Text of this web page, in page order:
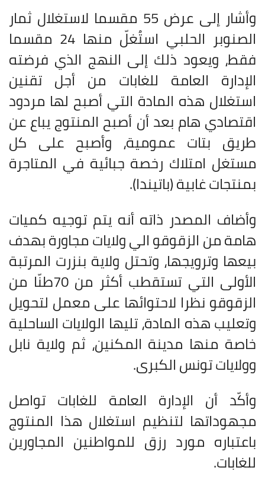
وأشار إلى عرض 55 مقسما لاستغلال ثمار
الصنوبر الحلبي استُغلّ منها 24 مقسما
فقط، ويعود ذلك إلى النهج الذي فرضته
الإدارة العامة للغابات من أجل تقنين
استغلال هذه المادة التي أصبح لها مردود
اقتصادي هام بعد أن أصبح المنتوج يباع عن
طريق بتات عمومية، وأصبح على كل
مستغل امتلاك رخصة جبائية في المتاجرة
بمنتجات غابية (باتيندا).
وأضاف المصدر ذاته أنه يتم توجيه كميات
هامة من الزقوقو الي ولايات مجاورة بهدف
بيعها وترويجها، وتحتل ولاية بنزرت المرتبة
الأولى التي تستقطب أكثر من 70طنّا من
الزقوقو نظرا لاحتوائها على معمل لتحويل
وتعليب هذه المادة، تليها الولايات الساحلية
خاصة منها مدينة المكنين، ثم ولاية نابل
وولايات تونس الكبرى.
وأكّد أن الإدارة العامة للغابات تواصل
مجهوداتها لتنظيم استغلال هذا المنتوج
باعتباره مورد رزق للمواطنين المجاورين
للغابات.